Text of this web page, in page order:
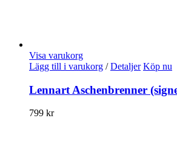
Visa varukorg
Lägg till i varukorg / Detaljer Köp nu
Lennart Aschenbrenner
799 kr